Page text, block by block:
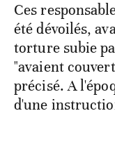
Ces
été dévoilés,
torture subie
"avaient
précisé. A
d'une